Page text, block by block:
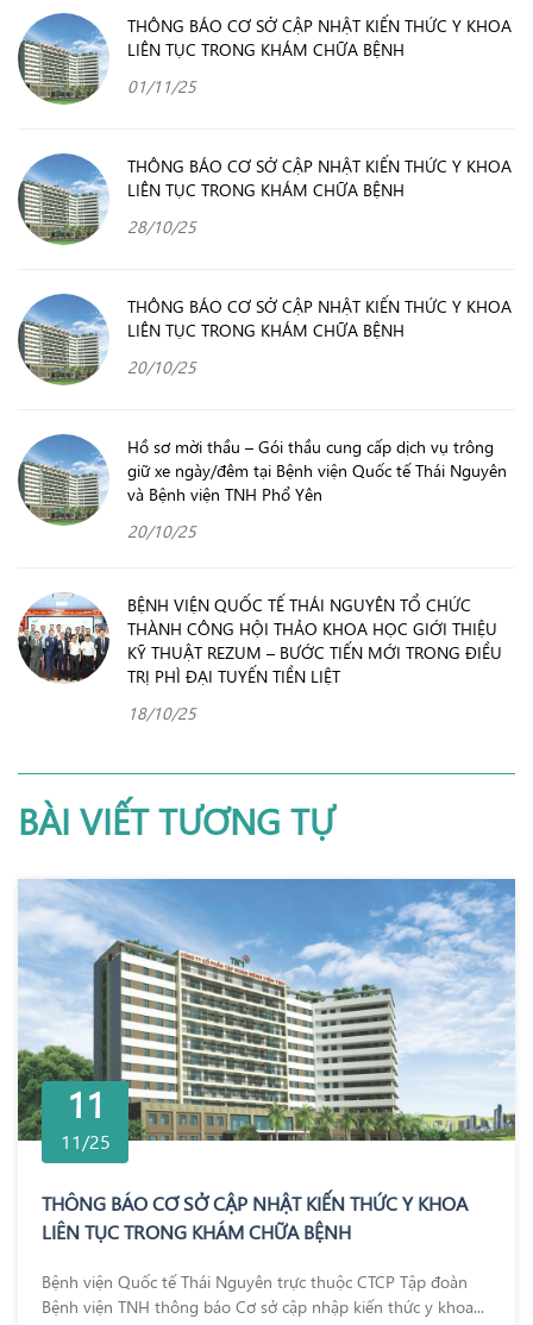
THÔNG BÁO CƠ SỞ CẬP NHẬT KIẾN THỨC Y KHOA
LIÊN TỤC TRONG KHÁM CHỮA BỆNH
01/11/25
THÔNG BÁO CƠ SỞ CẬP NHẬT KIẾN THỨC Y KHOA
LIÊN TỤC TRONG KHÁM CHỮA BỆNH
28/10/25
THÔNG BÁO CƠ SỞ CẬP NHẬT KIẾN THỨC Y KHOA
LIÊN TỤC TRONG KHÁM CHỮA BỆNH
20/10/25
Hồ sơ mời thầu – Gói thầu cung cấp dịch vụ trông
giữ xe ngày/đêm tại Bệnh viện Quốc tế Thái Nguyên
và Bệnh viện TNH Phổ Yên
20/10/25
BỆNH VIỆN QUỐC TẾ THÁI NGUYÊN TỔ CHỨC
THÀNH CÔNG HỘI THẢO KHOA HỌC GIỚI THIỆU
KỸ THUẬT REZUM – BƯỚC TIẾN MỚI TRONG ĐIỀU
TRỊ PHÌ ĐẠI TUYẾN TIỀN LIỆT
18/10/25
BÀI VIẾT TƯƠNG TỰ
11
11/25
THÔNG BÁO CƠ SỞ CẬP NHẬT KIẾN THỨC Y KHOA
LIÊN TỤC TRONG KHÁM CHỮA BỆNH
Bệnh viện Quốc tế Thái Nguyên trực thuộc CTCP Tập đoàn
Bệnh viện TNH thông báo Cơ sở cập nhập kiến thức y khoa...